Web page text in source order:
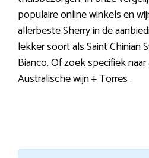
populaire online winkels en
allerbeste Sherry in de
lekker soort als Saint Chinian
Bianco. Of zoek specifiek
Australische wijn + Torres .